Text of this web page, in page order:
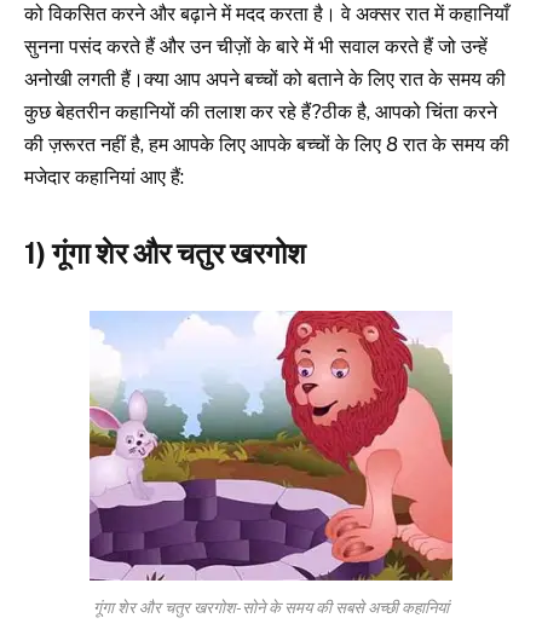
को विकसित करने और बढ़ाने में मदद करता है। वे अक्सर रात में कहानियाँ
सुनना पसंद करते हैं और उन चीज़ों के बारे में भी सवाल करते हैं जो उन्हें
अनोखी लगती हैं।क्या आप अपने बच्चों को बताने के लिए रात के समय की
कुछ बेहतरीन कहानियों की तलाश कर रहे हैं?ठीक है, आपको चिंता करने
की ज़रूरत नहीं है, हम आपके लिए आपके बच्चों के लिए 8 रात के समय की
मजेदार कहानियां आए हैं:
1) गूंगा शेर और चतुर खरगोश
गूंगा शेर और चतुर खरगोश-सोने के समय की सबसे अच्छी कहानियां